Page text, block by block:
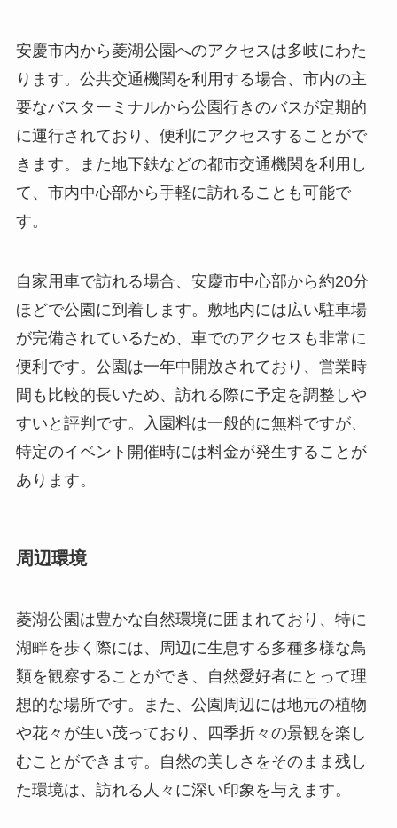
安慶市内から菱湖公園へのアクセスは多岐にわた
ります。公共交通機関を利用する場合、市内の主
要なバスターミナルから公園行きのバスが定期的
に運行されており、便利にアクセスすることがで
きます。また地下鉄などの都市交通機関を利用し
て、市内中心部から手軽に訪れることも可能で
す。
自家用車で訪れる場合、安慶市中心部から約20分
ほどで公園に到着します。敷地内には広い駐車場
が完備されているため、車でのアクセスも非常に
便利です。公園は一年中開放されており、営業時
間も比較的長いため、訪れる際に予定を調整しや
すいと評判です。入園料は一般的に無料ですが、
特定のイベント開催時には料金が発生することが
あります。
周辺環境
菱湖公園は豊かな自然環境に囲まれており、特に
湖畔を歩く際には、周辺に生息する多種多様な鳥
類を観察することができ、自然愛好者にとって理
想的な場所です。また、公園周辺には地元の植物
や花々が生い茂っており、四季折々の景観を楽し
むことができます。自然の美しさをそのまま残し
た環境は、訪れる人々に深い印象を与えます。